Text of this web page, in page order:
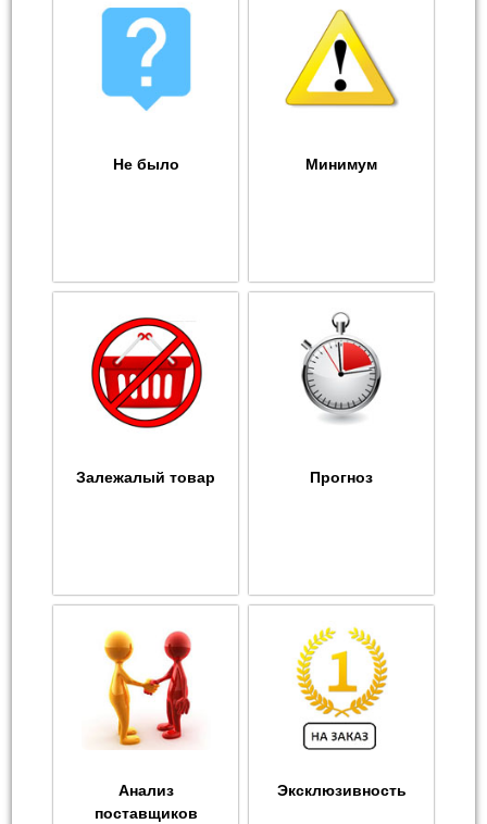
Не было Минимум
Залежалый товар Прогноз
Анализ
поставщиков
Эксклюзивность